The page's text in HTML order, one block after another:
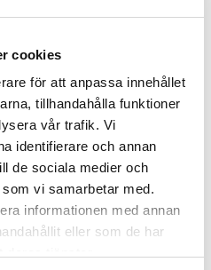
cookies
för att anpassa innehållet
tillhandahålla funktioner
vår trafik. Vi
identifierare och annan
de sociala medier och
vi samarbetar med.
informationen med annan
eller som de har